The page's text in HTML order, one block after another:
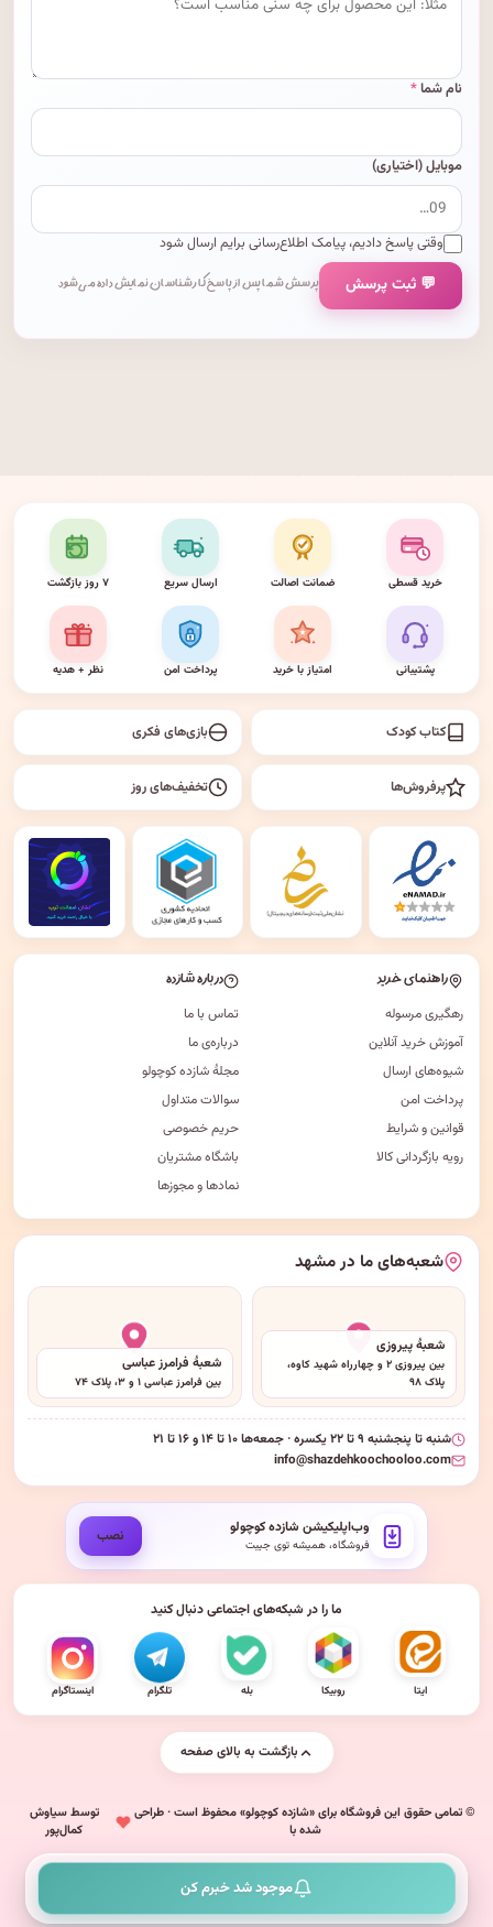
نام شما*
موبایل (اختیاری)
وقتی پاسخ دادیم، پیامک اطلاع‌رسانی برایم ارسال شود
💬 ثبت پرسش پرسش شما پس از پاسخ کارشناسان نمایش داده می‌شود.
موجود شد خبرم کن
خرید قسطی ضمانت اصالت ارسال سریع ۷ روز بازگشت
پشتیبانی امتیاز با خرید پرداخت امن نظر + هدیه
کتاب کودک بازی‌های فکری
پرفروش‌ها تخفیف‌های روز
راهنمای خرید
رهگیری مرسوله
آموزش خرید آنلاین
شیوه‌های ارسال
پرداخت امن
قوانین و شرایط
رویه بازگردانی کالا
درباره شازده
تماس با ما
درباره‌ی ما
مجلهٔ شازده کوچولو
سوالات متداول
حریم خصوصی
باشگاه مشتریان
نمادها و مجوزها
شعبه‌های ما در مشهد
شعبهٔ پیروزی
بین پیروزی ۲ و چهارراه شهید کاوه،
پلاک ۹۸
شعبهٔ فرامرز عباسی
بین فرامرز عباسی ۱ و ۳، پلاک ۷۴
شنبه تا پنجشنبه ۹ تا ۲۲ یکسره · جمعه‌ها ۱۰ تا ۱۴ و ۱۶ تا ۲۱
info@shazdehkoochooloo.com
وب‌اپلیکیشن شازده کوچولو
فروشگاه، همیشه توی جیبت نصب
ما را در شبکه‌های اجتماعی دنبال کنید
ایتا روبیکا بله تلگرام اینستاگرام
بازگشت به بالای صفحه
© تمامی حقوق این فروشگاه برای «شازده کوچولو» محفوظ است · طراحی
شده با
توسط سیاوش
کمال‌پور